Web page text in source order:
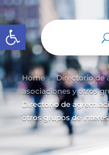
Abrir barra de
Home 9 Directorio de
asociaciones y otros
Directorio de
otros grupos de interés